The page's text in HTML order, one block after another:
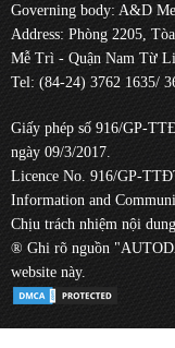
Governing body: A&D
Address: Phòng 2205,
Mễ Trì - Quận Nam Từ
Tel: (84-24) 3762 1635/
Giấy phép số 916/GP-
ngày 09/3/2017.
Licence No. 916/GP-
Information and
Chịu trách nhiệm nội
® Ghi rõ nguồn
website này.